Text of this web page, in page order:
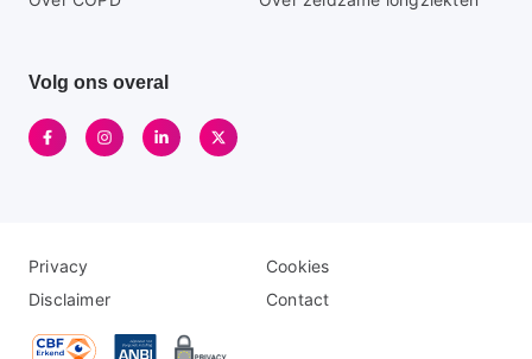
Volg ons overal
Disclaimer
menu
Privacy
Cookies
Disclaimer
Contact
Logo
menu